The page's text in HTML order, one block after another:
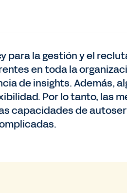
para la gestión y el
en toda la
de insights. Además,
Por lo tanto, las
capacidades de